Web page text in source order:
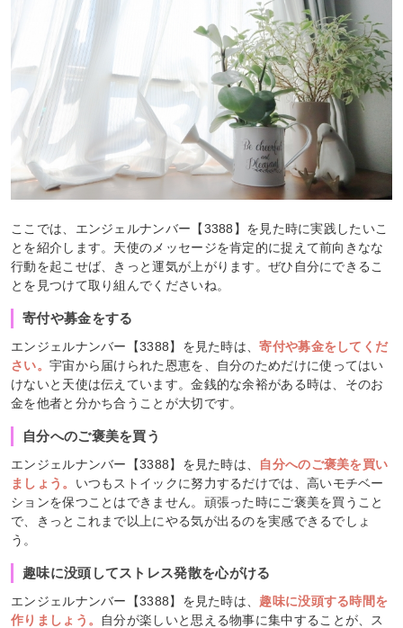
ここでは、エンジェルナンバー【3388】を見た時に実践したいこ
とを紹介します。天使のメッセージを肯定的に捉えて前向きなな
行動を起こせば、きっと運気が上がります。ぜひ自分にできるこ
とを見つけて取り組んでくださいね。
寄付や募金をする
エンジェルナンバー【3388】を見た時は、寄付や募金をしてくだ
さい。 宇宙から届けられた恩恵を、自分のためだけに使ってはい
けないと天使は伝えています。金銭的な余裕がある時は、そのお
金を他者と分かち合うことが大切です。
自分へのご褒美を買う
エンジェルナンバー【3388】を見た時は、
自分へのご褒美を買い
ましょう。 いつもストイックに努力するだけでは、高いモチベー
ションを保つことはできません。頑張った時にご褒美を買うこと
で、きっとこれまで以上にやる気が出るのを実感できるでしょ
う。
趣味に没頭してストレス発散を心がける
エンジェルナンバー【3388】を見た時は、 趣味に没頭する時間を
作りましょう。
自分が楽しいと思える物事に集中することが、ス